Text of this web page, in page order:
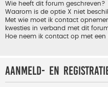
Wie heeft dit forum geschreven?
Waarom is de optie X niet
Met wie moet ik contact
kwesties in verband met dit
Hoe neem ik contact op met een
Aanmeld- en